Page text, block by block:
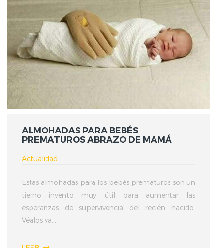
ALMOHADAS PARA BEBÉS
PREMATUROS ABRAZO DE MAMÁ
Actualidad
Estas almohadas para los bebés prematuros son un
tierno invento muy útil para aumentar las
esperanzas de supervivencia del recién nacido.
Véalos ya...